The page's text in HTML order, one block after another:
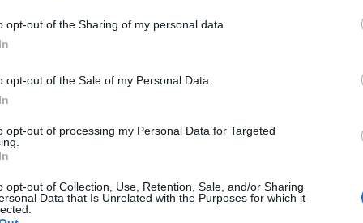
opt-out of the Sharing of my personal data.
opt-out of the Sale of my Personal Data.
opt-out of processing my Personal Data for Targeted
opt-out of Collection, Use, Retention, Sale, and/or Sharing
Data that Is Unrelated with the Purposes for which it
παραλίες